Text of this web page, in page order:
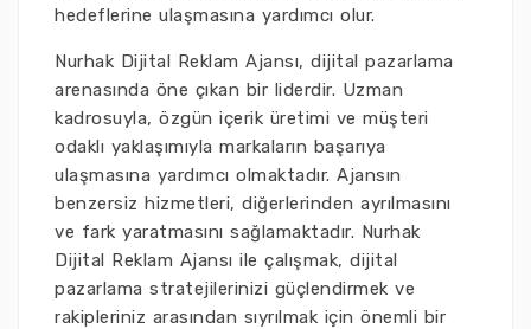
hedeflerine ulaşmasına yardımcı olur.
Nurhak Dijital Reklam Ajansı, dijital pazarlama
arenasında öne çıkan bir liderdir. Uzman
kadrosuyla, özgün içerik üretimi ve müşteri
odaklı yaklaşımıyla markaların başarıya
ulaşmasına yardımcı olmaktadır. Ajansın
benzersiz hizmetleri, diğerlerinden ayrılmasını
ve fark yaratmasını sağlamaktadır. Nurhak
Dijital Reklam Ajansı ile çalışmak, dijital
pazarlama stratejilerinizi güçlendirmek ve
rakipleriniz arasından sıyrılmak için önemli bir